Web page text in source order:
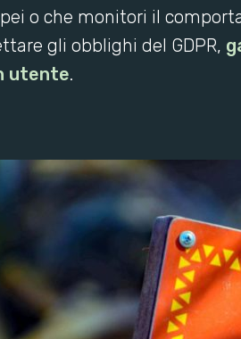
o che monitori il
gli obblighi del GDPR,
utente.